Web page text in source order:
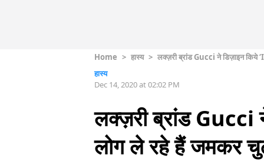
Home > हास्य > लक्ज़री ब्रांड Gucci ने डिज़ाइन
हास्य
Dec 14, 2020 at 02:02 PM
लक्ज़री ब्रांड
लोग ले रहे हैं जमकर